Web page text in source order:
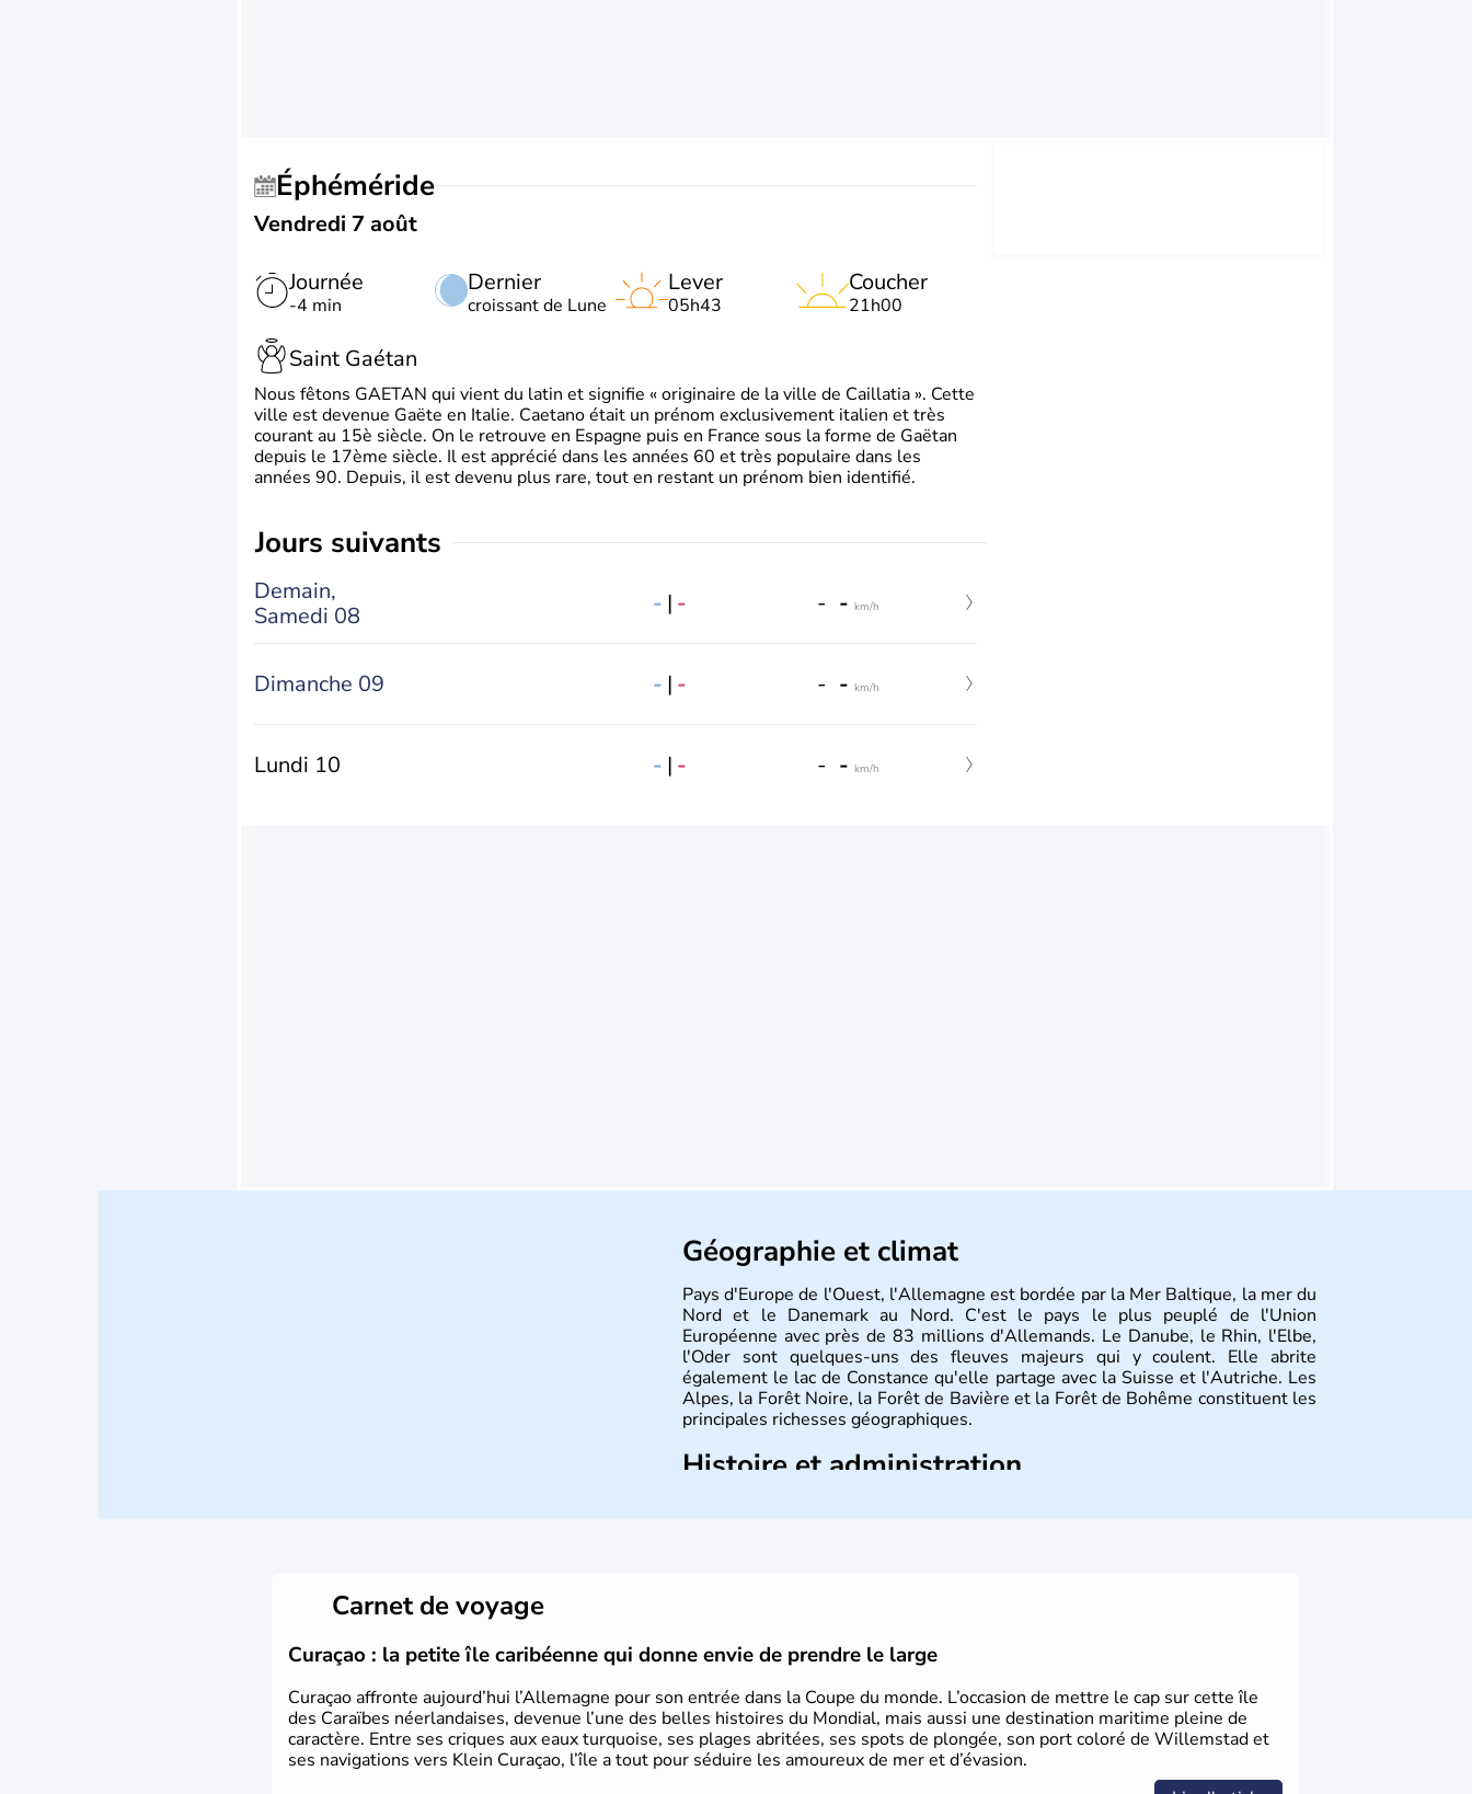
Éphéméride
Vendredi 7 août
Journée
-4 min
Dernier
croissant de Lune
Lever
05h43
Coucher
21h00
Saint Gaétan
Nous fêtons GAETAN qui vient du latin et signifie « originaire de la ville de Caillatia ». Cette
ville est devenue Gaëte en Italie. Caetano était un prénom exclusivement italien et très
courant au 15è siècle. On le retrouve en Espagne puis en France sous la forme de Gaëtan
depuis le 17ème siècle. Il est apprécié dans les années 60 et très populaire dans les
années 90. Depuis, il est devenu plus rare, tout en restant un prénom bien identifié.
jours suivants
Demain,
Samedi 08
- | - - - km/h
Dimanche 09 - | - - - km/h
Lundi 10 - | - - - km/h
Géographie et climat
Pays d'Europe de l'Ouest, l'Allemagne est bordée par la Mer Baltique, la mer du
Nord et le Danemark au Nord. C'est le pays le plus peuplé de l'Union
Européenne avec près de 83 millions d'Allemands. Le Danube, le Rhin, l'Elbe,
l'Oder sont quelques-uns des fleuves majeurs qui y coulent. Elle abrite
également le lac de Constance qu'elle partage avec la Suisse et l'Autriche. Les
Alpes, la Forêt Noire, la Forêt de Bavière et la Forêt de Bohême constituent les
principales richesses géographiques.
Histoire et administration
Carnet de voyage
Curaçao : la petite île caribéenne qui donne envie de prendre le large
Curaçao affronte aujourd’hui l’Allemagne pour son entrée dans la Coupe du monde. L’occasion de mettre le cap sur cette île
des Caraïbes néerlandaises, devenue l’une des belles histoires du Mondial, mais aussi une destination maritime pleine de
caractère. Entre ses criques aux eaux turquoise, ses plages abritées, ses spots de plongée, son port coloré de Willemstad et
ses navigations vers Klein Curaçao, l’île a tout pour séduire les amoureux de mer et d’évasion.